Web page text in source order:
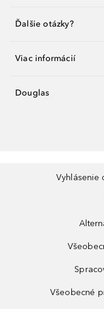
Ďalšie otázky?
Viac informácií
Douglas
Vyhlásenie
Všeobecné